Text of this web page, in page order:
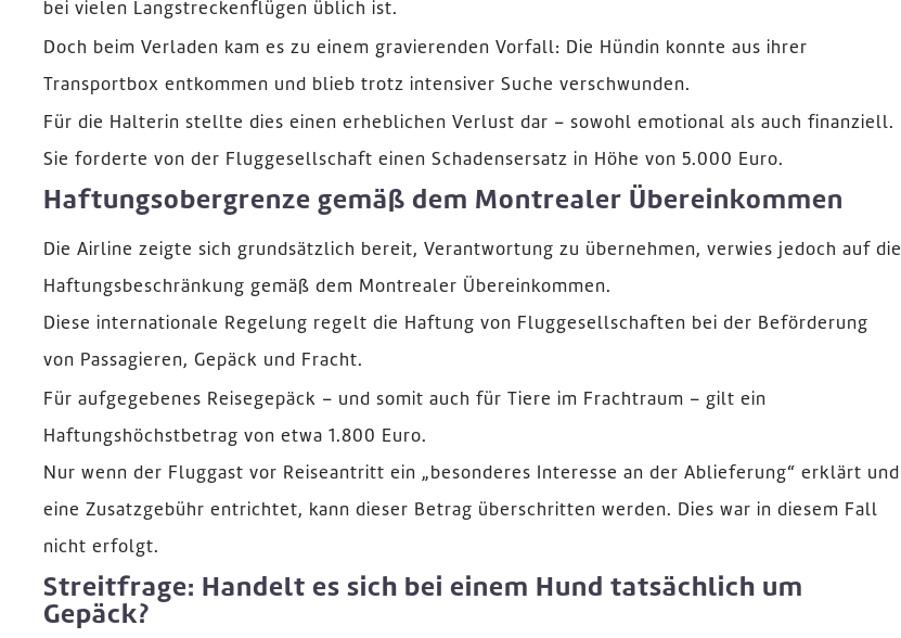
bei vielen Langstreckenflügen üblich ist.
Doch beim Verladen kam es zu einem gravierenden Vorfall: Die Hündin konnte aus ihrer
Transportbox entkommen und blieb trotz intensiver Suche verschwunden.
Für die Halterin stellte dies einen erheblichen Verlust dar – sowohl emotional als auch finanziell.
Sie forderte von der Fluggesellschaft einen Schadensersatz in Höhe von 5.000 Euro.
Haftungsobergrenze gemäß dem Montrealer Übereinkommen
Die Airline zeigte sich grundsätzlich bereit, Verantwortung zu übernehmen, verwies jedoch auf die
Haftungsbeschränkung gemäß dem Montrealer Übereinkommen.
Diese internationale Regelung regelt die Haftung von Fluggesellschaften bei der Beförderung
von Passagieren, Gepäck und Fracht.
Für aufgegebenes Reisegepäck – und somit auch für Tiere im Frachtraum – gilt ein
Haftungshöchstbetrag von etwa 1.800 Euro.
Nur wenn der Fluggast vor Reiseantritt ein „besonderes Interesse an der Ablieferung“ erklärt und
eine Zusatzgebühr entrichtet, kann dieser Betrag überschritten werden. Dies war in diesem Fall
nicht erfolgt.
Streitfrage: Handelt es sich bei einem Hund tatsächlich um
Gepäck?